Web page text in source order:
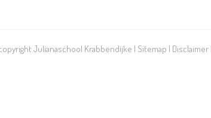
Julianaschool Krabbendijke | Sitemap | Disclaimer